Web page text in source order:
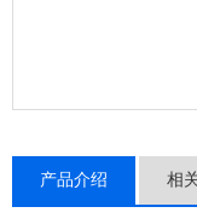
产品介绍 相